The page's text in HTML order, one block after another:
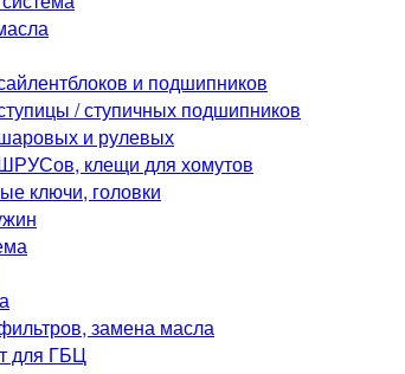
и подшипников
/ ступичных подшипников
и рулевых
клещи для хомутов
ключи, головки
замена масла
для ГБЦ